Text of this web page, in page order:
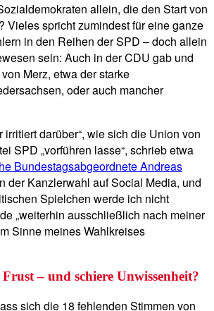
allein, die den Start von
Vieles spricht zumindest für eine ganze
in den Reihen der SPD – doch allein
sein: Auch in der CDU gab und
Merz, etwa der starke
oder auch mancher
irritiert darüber“, wie sich die Union von
SPD „vorführen lasse“, schrieb etwa
Bundestagsabgeordnete Andreas
der Kanzlerwahl auf Social Media, und
Spielchen werde ich nicht
„weiterhin ausschließlich nach meiner
Sinne meines Wahlkreises
– und schiere Unwissenheit?
sich die 18 fehlenden Stimmen von